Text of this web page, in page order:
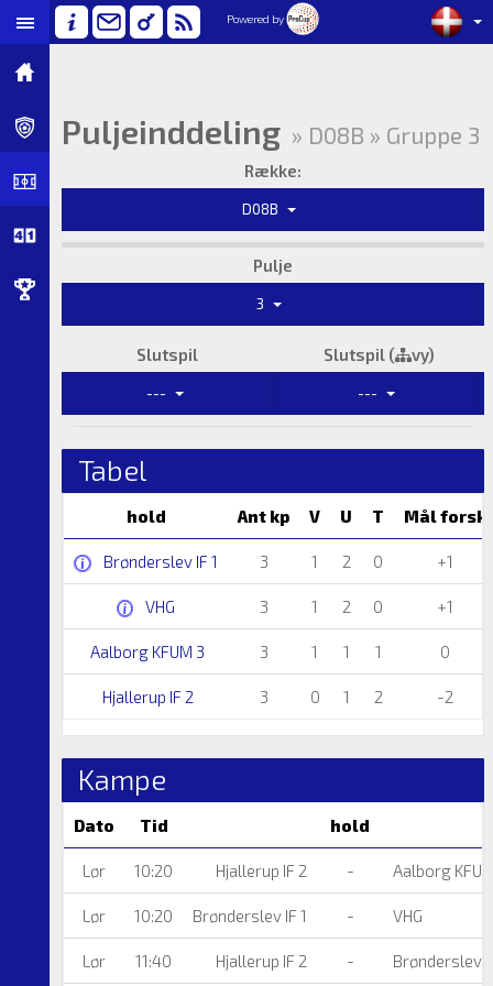
Powered by
Puljeinddeling » D08B » Gruppe 3
Række:
D08B
Pulje
3
Slutspil Slutspil ( vy)
--- ---
Tabel
hold Ant kp V U T Mål forsk
Brønderslev IF 1 3 1 2 0 +1
VHG 3 1 2 0 +1
Aalborg KFUM 3 3 1 1 1 0
Hjallerup IF 2 3 0 1 2 -2
Kampe
Dato Tid hold
Lør 10:20 Hjallerup IF 2 - Aalborg
Lør 10:20 Brønderslev IF 1 - VHG
Lør 11:40 Hjallerup IF 2 - Brønderslev